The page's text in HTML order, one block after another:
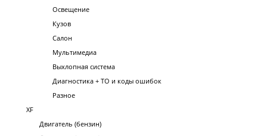
Освещение
Кузов
Салон
Мультимедиа
Выхлопная система
Диагностика + ТО и коды ошибок
Разное
XF
Двигатель (бензин)